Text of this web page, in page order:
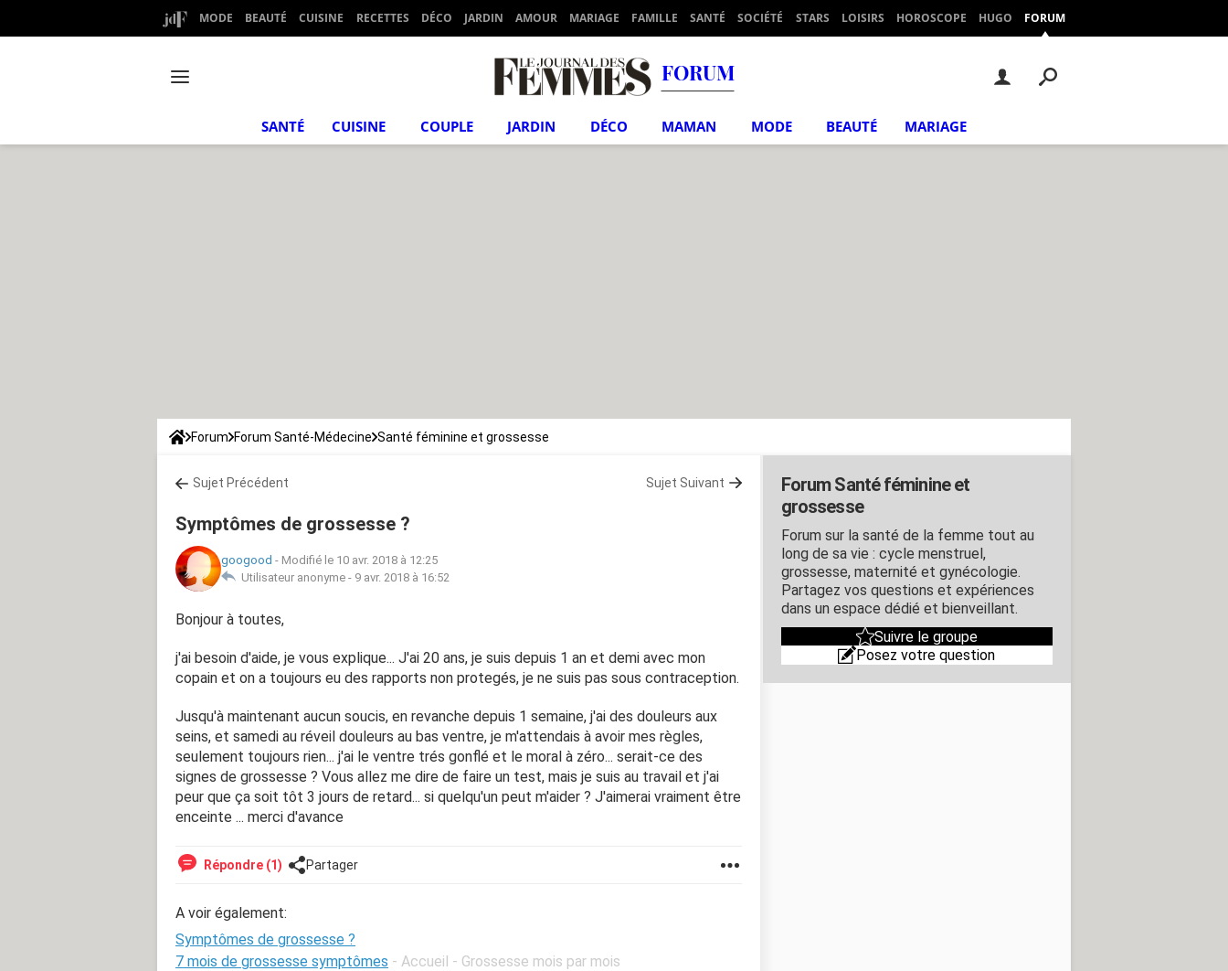
MODE BEAUTÉ CUISINE RECETTES DÉCO JARDIN AMOUR MARIAGE FAMILLE SANTÉ SOCIÉTÉ STARS LOISIRS HOROSCOPE HUGO FORUM
FORUM
SANTÉ CUISINE COUPLE JARDIN DÉCO MAMAN MODE BEAUTÉ MARIAGE
Forum Forum Santé-Médecine Santé féminine et grossesse
Sujet Précédent Sujet Suivant
Symptômes de grossesse ?
googood - Modifié le 10 avr. 2018 à 12:25
Utilisateur anonyme - 9 avr. 2018 à 16:52
Bonjour à toutes,
j'ai besoin d'aide, je vous explique... J'ai 20 ans, je suis depuis 1 an et demi avec mon
copain et on a toujours eu des rapports non protegés, je ne suis pas sous contraception.
Jusqu'à maintenant aucun soucis, en revanche depuis 1 semaine, j'ai des douleurs aux
seins, et samedi au réveil douleurs au bas ventre, je m'attendais à avoir mes règles,
seulement toujours rien... j'ai le ventre trés gonflé et le moral à zéro... serait-ce des
signes de grossesse ? Vous allez me dire de faire un test, mais je suis au travail et j'ai
peur que ça soit tôt 3 jours de retard... si quelqu'un peut m'aider ? J'aimerai vraiment être
enceinte ... merci d'avance
Répondre (1) Partager
A voir également:
Symptômes de grossesse ?
7 mois de grossesse symptômes - Accueil - Grossesse mois par mois
Forum Santé féminine et
grossesse
Forum sur la santé de la femme tout au
long de sa vie : cycle menstruel,
grossesse, maternité et gynécologie.
Partagez vos questions et expériences
dans un espace dédié et bienveillant.
Suivre le groupe
Posez votre question